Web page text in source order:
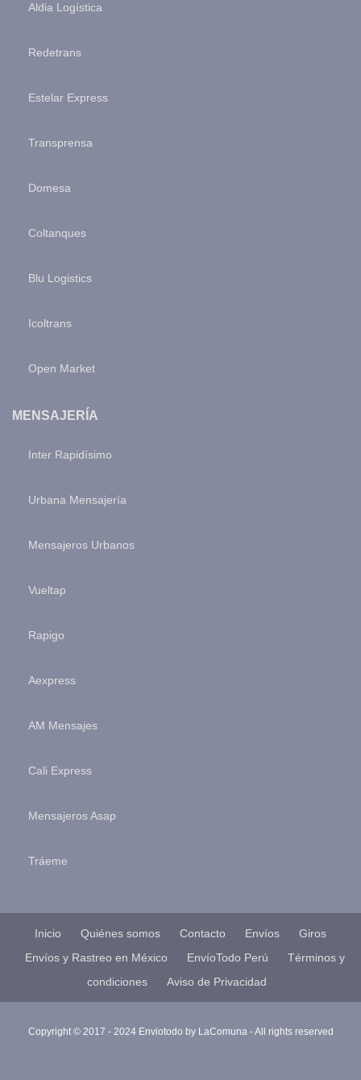
Aldia Logística
Redetrans
Estelar Express
Transprensa
Domesa
Coltanques
Blu Logistics
Icoltrans
Open Market
MENSAJERÍA
Inter Rapidísimo
Urbana Mensajería
Mensajeros Urbanos
Vueltap
Rapigo
Aexpress
AM Mensajes
Cali Express
Mensajeros Asap
Tráeme
Inicio Quiénes somos Contacto Envíos
Giros
Envíos y Rastreo en México
EnvíoTodo Perú
Términos y
condiciones
Aviso de Privacidad
Copyright © 2017 - 2024 Enviotodo by LaComuna- All rights reserved